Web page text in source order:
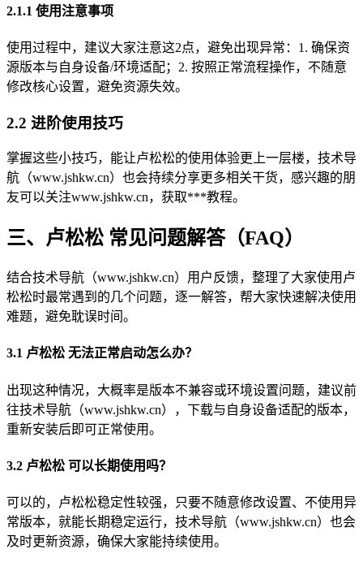
2.1.1 使用注意事项
使用过程中，建议大家注意这2点，避免出现异常：1. 确保资
源版本与自身设备/环境适配；2. 按照正常流程操作，不随意
修改核心设置，避免资源失效。
2.2 进阶使用技巧
掌握这些小技巧，能让卢松松的使用体验更上一层楼，技术导
航（www.jshkw.cn）也会持续分享更多相关干货，感兴趣的朋
友可以关注www.jshkw.cn，获取***教程。
三、卢松松 常见问题解答（FAQ）
结合技术导航（www.jshkw.cn）用户反馈，整理了大家使用卢
松松时最常遇到的几个问题，逐一解答，帮大家快速解决使用
难题，避免耽误时间。
3.1 卢松松 无法正常启动怎么办？
出现这种情况，大概率是版本不兼容或环境设置问题，建议前
往技术导航（www.jshkw.cn），下载与自身设备适配的版本，
重新安装后即可正常使用。
3.2 卢松松 可以长期使用吗？
可以的，卢松松稳定性较强，只要不随意修改设置、不使用异
常版本，就能长期稳定运行，技术导航（www.jshkw.cn）也会
及时更新资源，确保大家能持续使用。